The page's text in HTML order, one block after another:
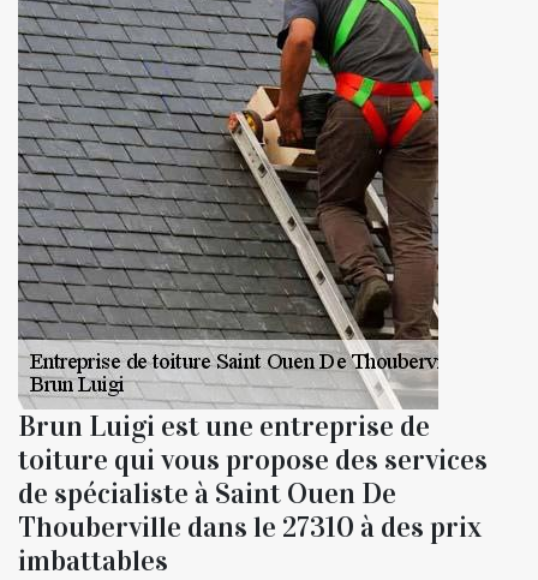
Brun Luigi est une entreprise de
toiture qui vous propose des services
de spécialiste à Saint Ouen De
Thouberville dans le 27310 à des prix
imbattables